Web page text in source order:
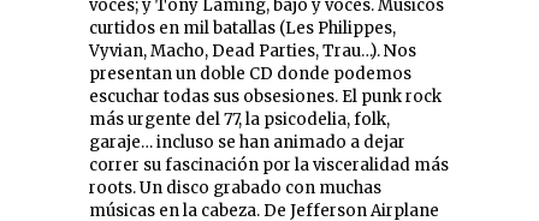
voces; y Tony Laming, bajo y voces. Músicos
curtidos en mil batallas (Les Philippes,
Vyvian, Macho, Dead Parties, Trau…). Nos
presentan un doble CD donde podemos
escuchar todas sus obsesiones. El punk rock
más urgente del 77, la psicodelia, folk,
garaje… incluso se han animado a dejar
correr su fascinación por la visceralidad más
roots. Un disco grabado con muchas
músicas en la cabeza. De Jefferson Airplane